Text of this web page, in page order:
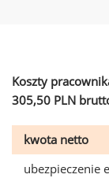
Koszty
305,50 PLN
kwota netto
ubezpieczenie